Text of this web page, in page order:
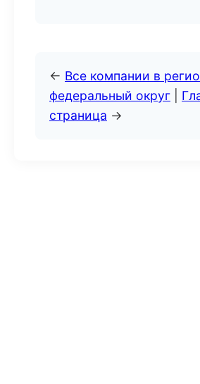
← Все компании в
федеральный округ
страница →